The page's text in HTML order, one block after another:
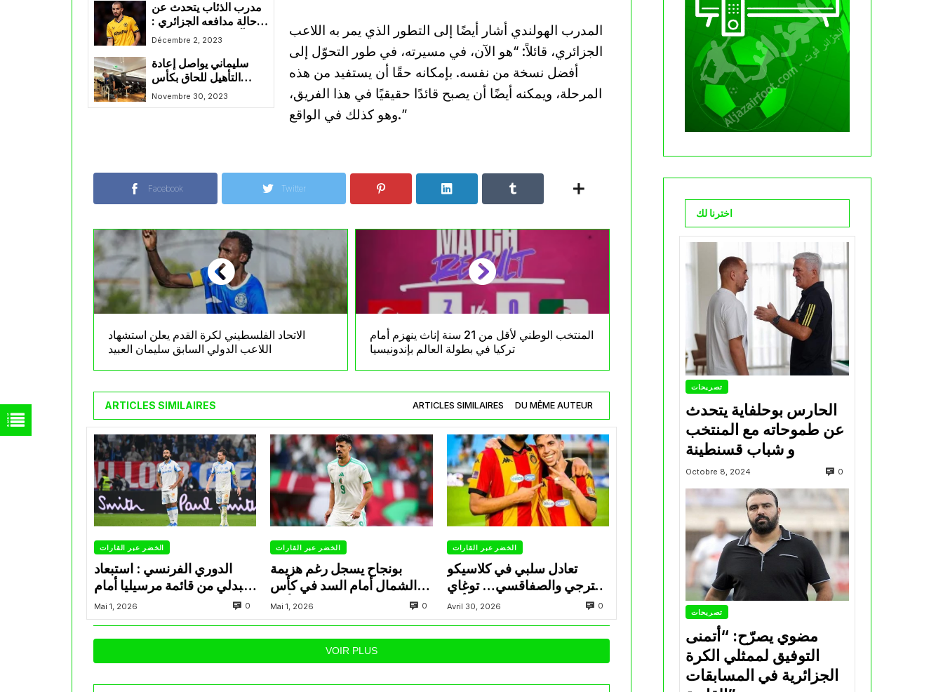
مدرب الذئاب يتحدث عن
حالة مدافعه الجزائري :
آيت نوري لاعب مهم
الأسبوع المقبل
Décembre 2, 2023
سليماني يواصل إعادة
التأهيل للحاق بكأس
إفريقيا
Novembre 30, 2023
المدرب الهولندي أشار أيضًا إلى التطور الذي يمر به اللاعب
الجزائري، قائلاً: “هو الآن، في مسيرته، في طور التحوّل إلى
أفضل نسخة من نفسه. بإمكانه حقًا أن يستفيد من هذه
المرحلة، ويمكنه أيضًا أن يصبح قائدًا حقيقيًا في هذا الفريق،
وهو كذلك في الواقع.”
Facebook Twitter
الاتحاد الفلسطيني لكرة القدم يعلن استشهاد
اللاعب الدولي السابق سليمان العبيد
المنتخب الوطني لأقل من 21 سنة إناث ينهزم أمام
تركيا في بطولة العالم بإندونيسيا
ARTICLES SIMILAIRES ARTICLES SIMILAIRES DU MÊME AUTEUR
الخضر عبر القارات
الدوري الفرنسي : استبعاد
عبدلي من قائمة مرسيليا أمام
نانت
Mai 1, 2026 0
الخضر عبر القارات
بونجاح يسجل رغم هزيمة
الشمال أمام السد في كأس
الأمير
Mai 1, 2026 0
الخضر عبر القارات
تعادل سلبي في كلاسيكو
الترجي والصفاقسي… توغاي
يهدر ركلة جزاء وبوعالية يتألق
Avril 30, 2026 0
VOIR PLUS
اخترنا لك
تصريحات
الحارس بوحلفاية يتحدث
عن طموحاته مع المنتخب
و شباب قسنطينة
Octobre 8, 2024 0
تصريحات
مضوي يصرّح: “أتمنى
التوفيق لممثلي الكرة
الجزائرية في المسابقات